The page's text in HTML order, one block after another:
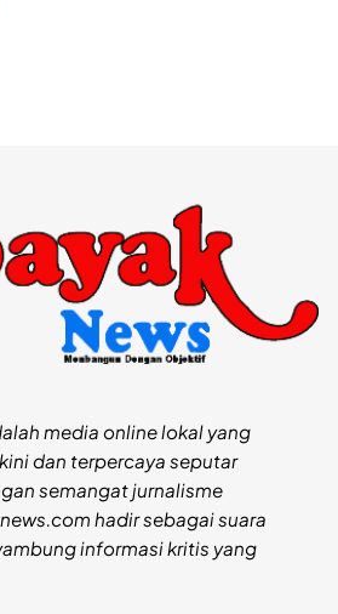
media online lokal yang
dan terpercaya seputar
semangat jurnalisme
hadir sebagai suara
informasi kritis yang